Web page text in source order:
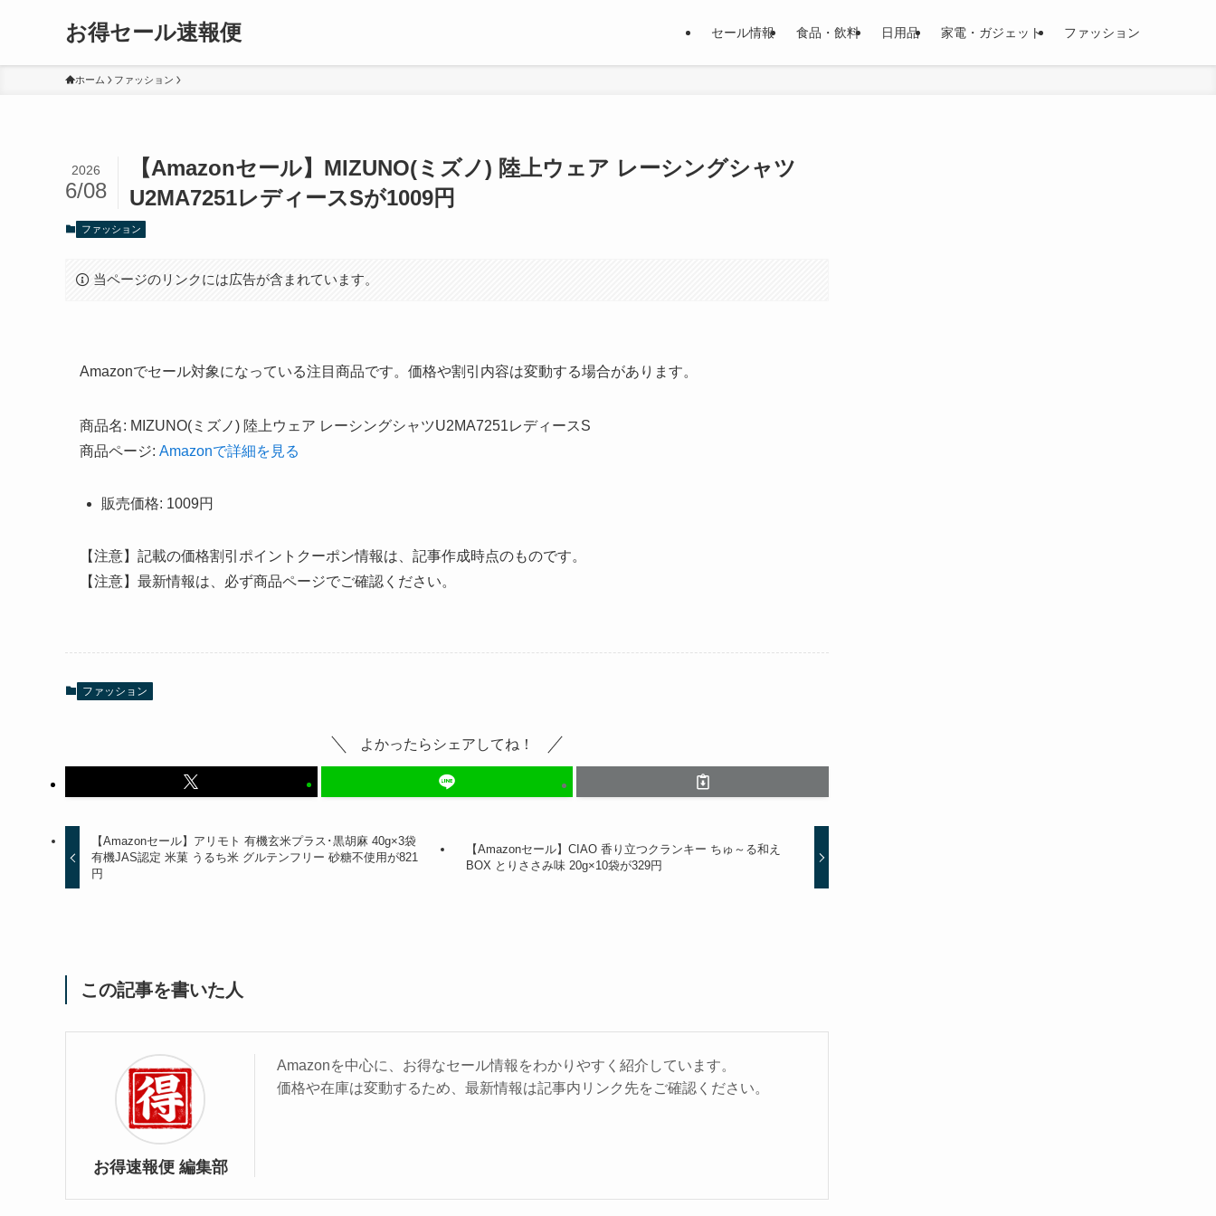
お得セール速報便 セール情報 食品・飲料 日用品 家電・ガジェット ファッション
ホーム ファッション
【Amazonセール】MIZUNO(ミズノ) 陸上ウェア レーシングシャツ
U2MA7251レディースSが1009円
2026
6/08
ファッション
当ページのリンクには広告が含まれています。
Amazonでセール対象になっている注目商品です。価格や割引内容は変動する場合があります。
商品名: MIZUNO(ミズノ) 陸上ウェア レーシングシャツU2MA7251レディースS
商品ページ: Amazonで詳細を見る
販売価格: 1009円
【注意】記載の価格割引ポイントクーポン情報は、記事作成時点のものです。
【注意】最新情報は、必ず商品ページでご確認ください。
ファッション
よかったらシェアしてね！
【Amazonセール】アリモト 有機玄米プラス･黒胡麻 40g×3袋
有機JAS認定 米菓 うるち米 グルテンフリー 砂糖不使用が821
円
【Amazonセール】CIAO 香り立つクランキー ちゅ～る和え
BOX とりささみ味 20g×10袋が329円
この記事を書いた人
お得速報便 編集部
Amazonを中心に、お得なセール情報をわかりやすく紹介しています。
価格や在庫は変動するため、最新情報は記事内リンク先をご確認ください。